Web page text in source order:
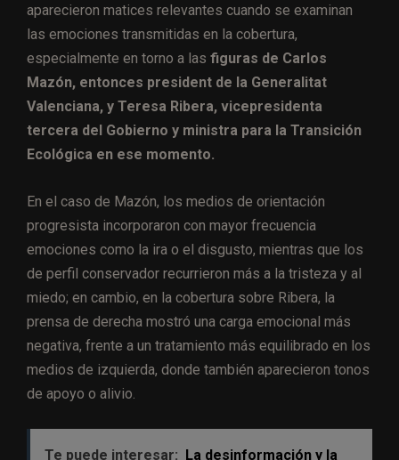
aparecieron matices relevantes cuando se examinan
las emociones transmitidas en la cobertura,
especialmente en torno a las figuras de Carlos
Mazón, entonces president de la Generalitat
Valenciana, y Teresa Ribera, vicepresidenta
tercera del Gobierno y ministra para la Transición
Ecológica en ese momento.
En el caso de Mazón, los medios de orientación
progresista incorporaron con mayor frecuencia
emociones como la ira o el disgusto, mientras que los
de perfil conservador recurrieron más a la tristeza y al
miedo; en cambio, en la cobertura sobre Ribera, la
prensa de derecha mostró una carga emocional más
negativa, frente a un tratamiento más equilibrado en los
medios de izquierda, donde también aparecieron tonos
de apoyo o alivio.
Te puede interesar: La desinformación y la